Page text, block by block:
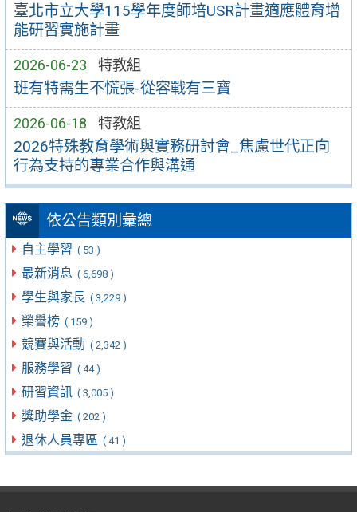
臺北市立大學115學年度師培USR計畫適應體育增
能研習實施計畫
2026-06-23 特教組
班有特需生不慌張-從容戰有三寶
2026-06-18 特教組
2026特殊教育學術與實務研討會_焦慮世代正向
行為支持的專業合作與溝通
依公告類別彙總
自主學習 ( 53 )
最新消息 ( 6,698 )
學生與家長 ( 3,229 )
榮譽榜 ( 159 )
競賽與活動 ( 2,342 )
服務學習 ( 44 )
研習資訊 ( 3,005 )
獎助學金 ( 202 )
退休人員專區 ( 41 )